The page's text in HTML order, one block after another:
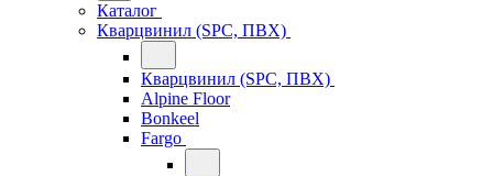
Каталог
Кварцвинил (SPC, ПВХ)
Кварцвинил (SPC, ПВХ)
Alpine Floor
Bonkeel
Fargo